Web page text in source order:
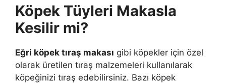
Köpek Tüyleri Makasla
Kesilir mi?
Eğri köpek tıraş makası gibi köpekler için özel
olarak üretilen tıraş malzemeleri kullanılarak
köpeğinizi tıraş edebilirsiniz. Bazı köpek